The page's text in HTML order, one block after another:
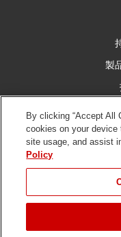
製
ご利用条件 プラ
By clicking “Accept All
cookies on your
site usage, and assist
Policy